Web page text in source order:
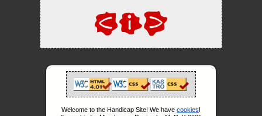
Welcome to the Handicap Site! We have cookies!